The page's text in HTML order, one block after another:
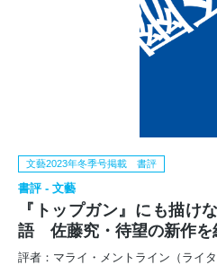
文藝2023年冬季号掲載 書評
書評 - 文藝
『トップガン』にも描け
語 佐藤究・待望の新作を
評者：マライ・メントライン（ライタ